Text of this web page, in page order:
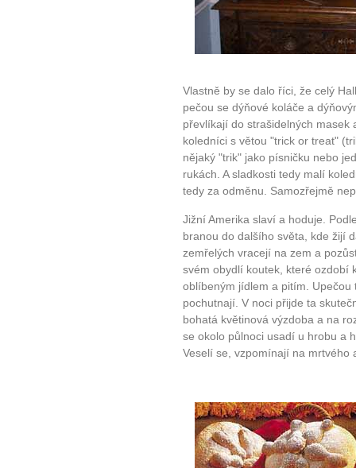
10 tipů
Vlastně by se dalo říci, že celý
pečou se dýňové koláče a
převlíkají do strašidelných masek
koledníci s větou "trick or treat"
nějaký "trik" jako písničku nebo
rukách. A sladkosti tedy malí
tedy za odměnu. Samozřejmě
Jižní Amerika slaví a hoduje.
branou do dalšího světa, kde žijí
zemřelých vracejí na zem a
svém obydlí koutek, které ozdobí
oblíbeným jídlem a pitím. Upečou
pochutnají. V noci přijde ta
bohatá květinová výzdoba a na
se okolo půlnoci usadí u hrobu a
Veselí se, vzpomínají na mrtvého